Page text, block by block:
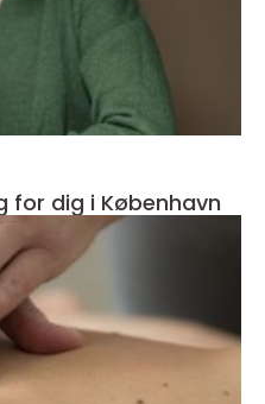
for dig i København